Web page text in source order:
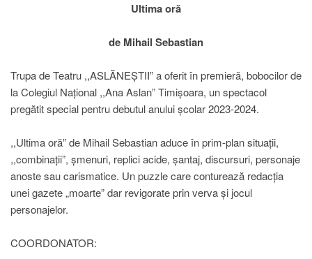
Ultima oră
de Mihail Sebastian
Trupa de Teatru ,,ASLĂNEȘTII” a oferit în premieră, bobocilor de
la Colegiul Național ,,Ana Aslan” Timișoara, un spectacol
pregătit special pentru debutul anului școlar 2023-2024.
,,Ultima oră” de Mihail Sebastian aduce în prim-plan situații,
,,combinații”, șmenuri, replici acide, șantaj, discursuri, personaje
anoste sau carismatice. Un puzzle care conturează redacția
unei gazete „moarte” dar revigorate prin verva și jocul
personajelor.
COORDONATOR: